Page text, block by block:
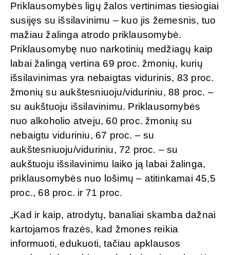
Priklausomybės ligų žalos vertinimas tiesiogiai
susijęs su išsilavinimu – kuo jis žemesnis, tuo
mažiau žalinga atrodo priklausomybė.
Priklausomybę nuo narkotinių medžiagų kaip
labai žalingą vertina 69 proc. žmonių, kurių
išsilavinimas yra nebaigtas vidurinis, 83 proc.
žmonių su aukštesniuoju/viduriniu, 88 proc. –
su aukštuoju išsilavinimu. Priklausomybės
nuo alkoholio atveju, 60 proc. žmonių su
nebaigtu viduriniu, 67 proc. – su
aukštesniuoju/viduriniu, 72 proc. – su
aukštuoju išsilavinimu laiko ją labai žalinga,
priklausomybės nuo lošimų – atitinkamai 45,5
proc., 68 proc. ir 71 proc.
„Kad ir kaip, atrodytų, banaliai skamba dažnai
kartojamos frazės, kad žmones reikia
informuoti, edukuoti, tačiau apklausos